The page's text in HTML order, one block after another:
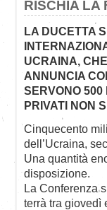
RISCHIA LA
LA DUCETTA
UCRAINA,
ANNUNCIA
SERVONO 500
PRIVATI NON
Cinquecento
dell’Ucraina,
Una quantità
disposizione.
La Conferenza
terrà tra giovedì